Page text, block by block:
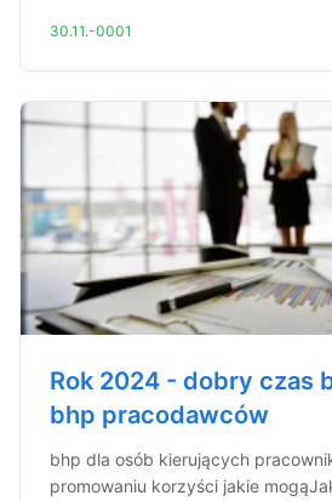
30.11.-0001
Rok 2024 - dobry czas
bhp pracodawców
bhp dla osób kierujących
promowaniu korzyści jakie